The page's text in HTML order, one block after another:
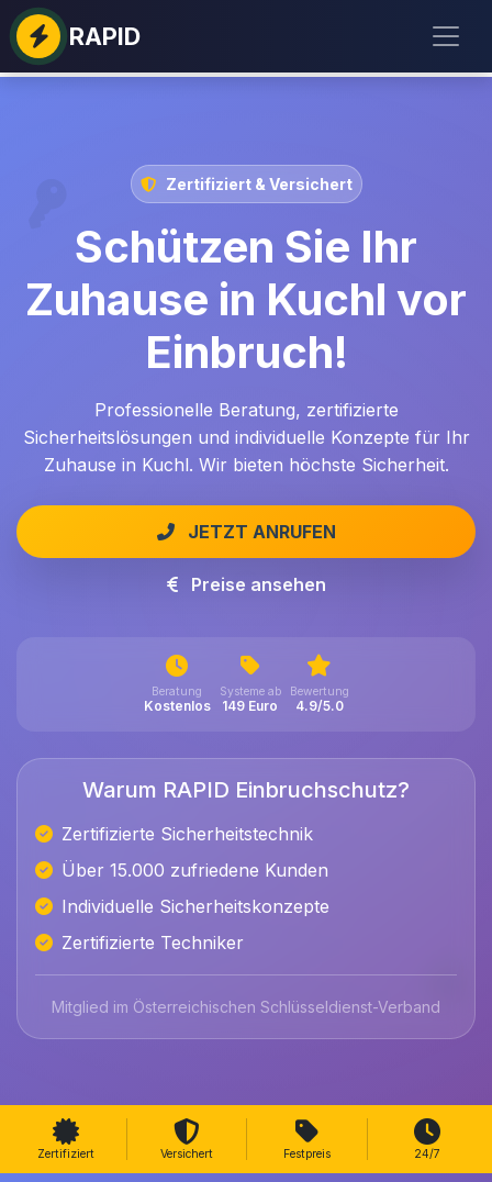
RAPID
Zertifiziert & Versichert
Schützen Sie Ihr
Zuhause in Kuchl vor
Einbruch!
Professionelle Beratung, zertifizierte
Sicherheitslösungen und individuelle Konzepte für Ihr
Zuhause in Kuchl. Wir bieten höchste Sicherheit.
JETZT ANRUFEN
Preise ansehen
Beratung
Kostenlos
Systeme ab
149 Euro
Bewertung
4.9/5.0
Warum RAPID Einbruchschutz?
Zertifizierte Sicherheitstechnik
Über 15.000 zufriedene Kunden
Individuelle Sicherheitskonzepte
Zertifizierte Techniker
Mitglied im Österreichischen Schlüsseldienst-Verband
Zertifiziert Versichert Festpreis 24/7